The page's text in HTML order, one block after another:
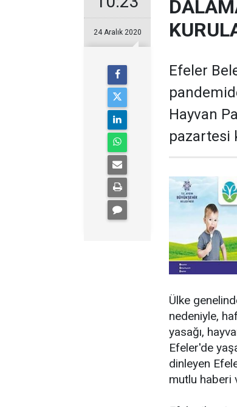
24 Aralık 2020
Efeler
Hayvan
pazartesi
Ülke
nedeniyle,
yasağı,
Efeler'de
dinleyen
mutlu haberi